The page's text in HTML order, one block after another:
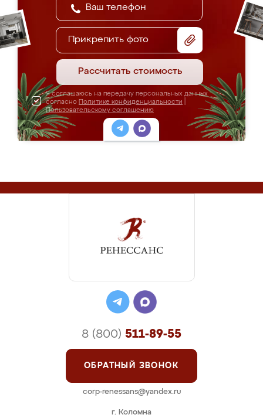
Прикрепить фото
Рассчитать стоимость
Я соглашаюсь на передачу персональных данных
согласно Политике конфиденциальности
Пользовательскому соглашению
г. Коломна
8 (800) 511-89-55
ОБРАТНЫЙ ЗВОНОК
corp-renessans@yandex.ru